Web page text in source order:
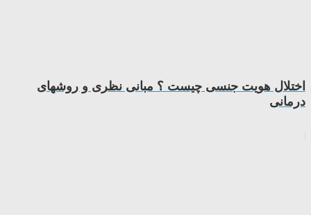
اختلال هویت جنسی چیست ؟ مبانی نظری و روشهای
درمانی